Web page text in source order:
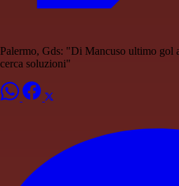
Palermo, Gds: "Di Mancuso ultimo gol
cerca soluzioni"